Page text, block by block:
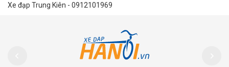
Xe đạp Trung Kiên - 0912101969